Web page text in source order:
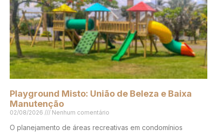
Playground Misto: União de Beleza e Baixa
Manutenção
02/08/2026 Nenhum comentário
O planejamento de áreas recreativas em condomínios